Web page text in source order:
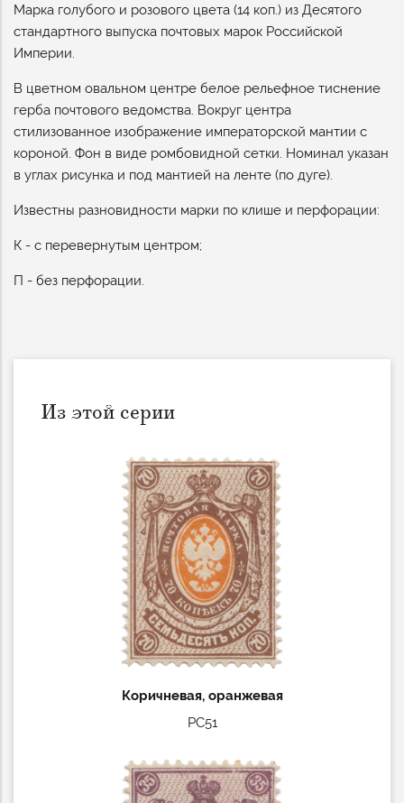
Марка голубого и розового цвета (14 коп.) из Десятого
стандартного выпуска почтовых марок Российской
Империи.
В цветном овальном центре белое рельефное тиснение
герба почтового ведомства. Вокруг центра
стилизованное изображение императорской мантии с
короной. Фон в виде ромбовидной сетки. Номинал указан
в углах рисунка и под мантией на ленте (по дуге).
Известны разновидности марки по клише и перфорации:
К - с перевернутым центром;
П - без перфорации.
Из этой серии
Коричневая, оранжевая
РС51